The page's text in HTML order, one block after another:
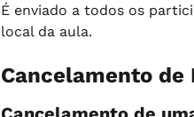
É enviado a todos os
local da aula.
Cancelamento de